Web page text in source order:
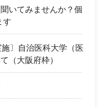
いてみませんか？個
す
〕自治医科大学（医
（大阪府枠）